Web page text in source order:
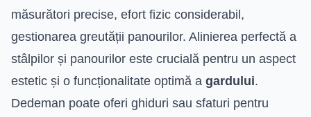
măsurători precise, efort fizic considerabil,
gestionarea greutății panourilor. Alinierea perfectă a
stâlpilor și panourilor este crucială pentru un aspect
estetic și o funcționalitate optimă a gardului.
Dedeman poate oferi ghiduri sau sfaturi pentru